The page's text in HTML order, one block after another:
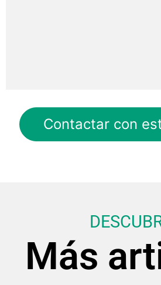
Contactar con
Más